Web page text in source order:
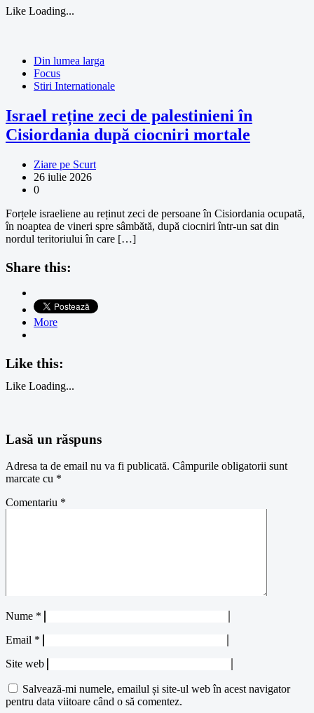
Like Loading...
Din lumea larga
Focus
Stiri Internationale
Israel reține zeci de palestinieni în
Cisiordania după ciocniri mortale
Ziare pe Scurt
26 iulie 2026
0
Forțele israeliene au reținut zeci de persoane în Cisiordania ocupată,
în noaptea de vineri spre sâmbătă, după ciocniri într-un sat din
nordul teritoriului în care […]
Share this:
More
Like this:
Like Loading...
Lasă un răspuns
Adresa ta de email nu va fi publicată. Câmpurile obligatorii sunt
marcate cu *
Comentariu *
Nume *
Email *
Site web
Salvează-mi numele, emailul și site-ul web în acest navigator
pentru data viitoare când o să comentez.